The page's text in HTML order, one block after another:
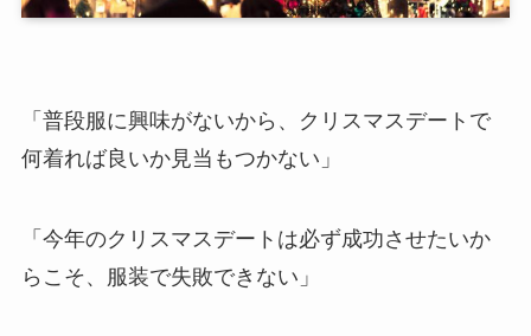
「普段服に興味がないから、クリスマスデートで
何着れば良いか見当もつかない」
「今年のクリスマスデートは必ず成功させたいか
らこそ、服装で失敗できない」